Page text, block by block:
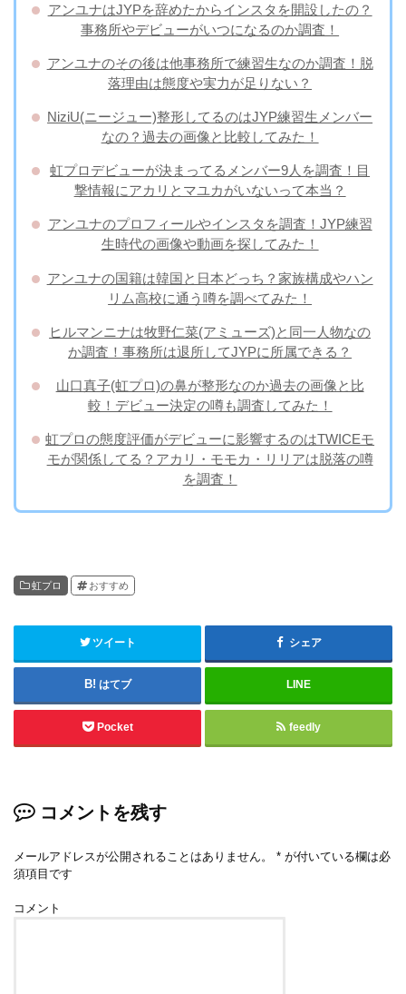
アンユナはJYPを辞めたからインスタを開設したの？
事務所やデビューがいつになるのか調査！
アンユナのその後は他事務所で練習生なのか調査！脱
落理由は態度や実力が足りない？
NiziU(ニージュー)整形してるのはJYP練習生メンバー
なの？過去の画像と比較してみた！
虹プロデビューが決まってるメンバー9人を調査！目
撃情報にアカリとマユカがいないって本当？
アンユナのプロフィールやインスタを調査！JYP練習
生時代の画像や動画を探してみた！
アンユナの国籍は韓国と日本どっち？家族構成やハン
リム高校に通う噂を調べてみた！
ヒルマンニナは牧野仁菜(アミューズ)と同一人物なの
か調査！事務所は退所してJYPに所属できる？
山口真子(虹プロ)の鼻が整形なのか過去の画像と比
較！デビュー決定の噂も調査してみた！
虹プロの態度評価がデビューに影響するのはTWICEモ
モが関係してる？アカリ・モモカ・リリアは脱落の噂
を調査！
虹プロ おすすめ
ツイート シェア
はてブ LINE
Pocket feedly
コメントを残す
メールアドレスが公開されることはありません。 * が付いている欄は必
須項目です
コメント